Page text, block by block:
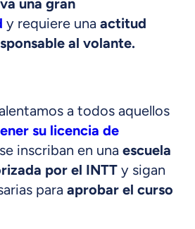
y requiere una actitud
al volante.
a todos aquellos
su licencia de
inscriban en una escuela
por el INTT y sigan
para aprobar el curso